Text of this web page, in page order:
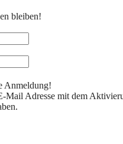
bleiben!
Anmeldung!
Mail Adresse mit dem